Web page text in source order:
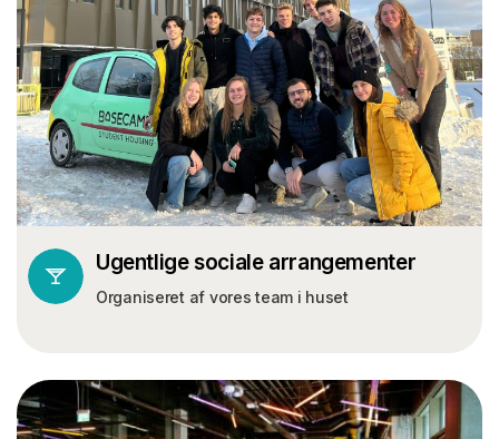
Ugentlige sociale arrangementer
Organiseret af vores team i huset